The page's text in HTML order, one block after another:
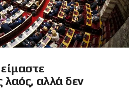
λαός, αλλά δεν